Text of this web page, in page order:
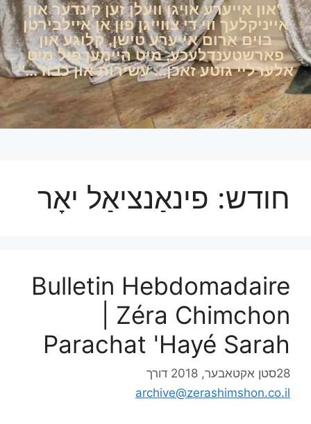
"און אייערע אויגן וועלן זען קינדער און
אייניקלעך ווי די צווייגן פון אן איילבירטן
בוים אַרום אייערע טישן, קלוגע און
פארשטענדלעכע, מיט היימען פול מיט
אלערליי גוטע זאכן... עשירות און כבוד..."
חודש: פינאַנציאַל יאָר
Bulletin Hebdomadaire
| Zéra Chimchon
Parachat 'Hayé Sarah
28סטן אקטאבער, 2018
דורך
archive@zerashimshon.co.il